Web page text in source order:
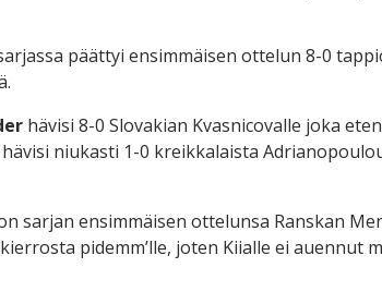
päättyi ensimmäisen ottelun 8-0
hävisi 8-0 Slovakian Kvasnicovalle joka
niukasti 1-0 kreikkalaista
sarjan ensimmäisen ottelunsa Ranskan
pidemm’lle, joten Kiialle ei auennut